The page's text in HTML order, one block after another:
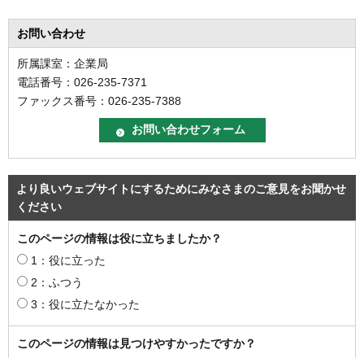
お問い合わせ
所属課室：企業局
電話番号：026-235-7371
ファックス番号：026-235-7388
より良いウェブサイトにするためにみなさまのご意見をお聞かせ
ください
このページの情報は役に立ちましたか？
1：役に立った
2：ふつう
3：役に立たなかった
このページの情報は見つけやすかったですか？